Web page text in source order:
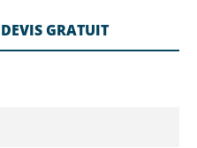
GRATUIT